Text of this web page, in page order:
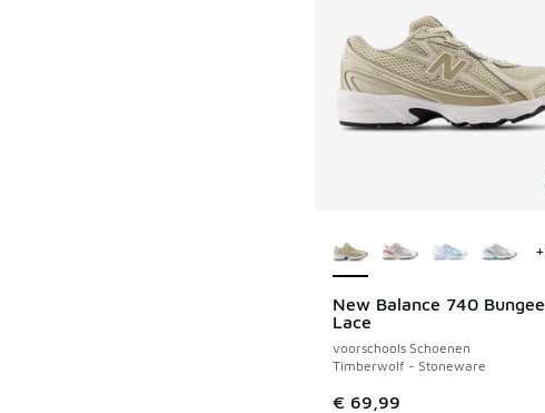
New Balance 740 Bungee
Lace
voorschools Schoenen
Timberwolf - Stoneware
€ 69,99
+